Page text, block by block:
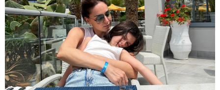
13:59 / 06-08-2026
ნიკა მელიას სასამართლოს
უპატივცემლობის ფაქტზე 1 წლით და 6
თვით თავისუფლების აღკვეთა მიესაჯა